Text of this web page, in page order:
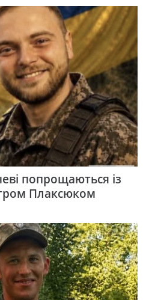
попрощаються із
Плаксюком